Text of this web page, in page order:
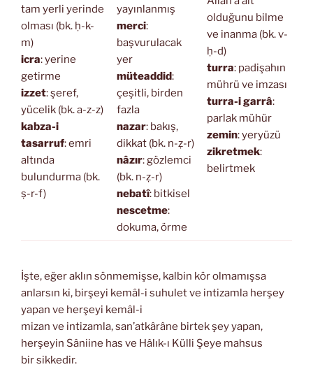
tam yerli yerinde
olması (bk. ḥ-k-
m)
icra: yerine
getirme
izzet: şeref,
yücelik (bk. a-z-z)
kabza-i
tasarruf: emri
altında
bulundurma (bk.
ṣ-r-f)
yayınlanmış
merci:
başvurulacak
yer
müteaddid:
çeşitli, birden
fazla
nazar: bakış,
dikkat (bk. n-ẓ-r)
nâzır: gözlemci
(bk. n-ẓ-r)
nebatî: bitkisel
nescetme:
dokuma, örme
olduğunu bilme
ve inanma (bk. v-
ḥ-d)
turra: padişahın
mührü ve imzası
turra-i garrâ:
parlak mühür
zemin: yeryüzü
zikretmek:
belirtmek
İşte, eğer aklın sönmemişse, kalbin kör olmamışsa
anlarsın ki, birşeyi kemâl-i suhulet ve intizamla herşey
yapan ve herşeyi kemâl-i
mizan ve intizamla, san’atkârâne birtek şey yapan,
herşeyin Sâniine has ve Hâlık-ı Külli Şeye mahsus
bir sikkedir.